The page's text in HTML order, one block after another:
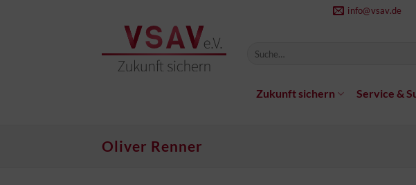
info@vsav.de
Zukunft sichern Service &
Oliver Renner